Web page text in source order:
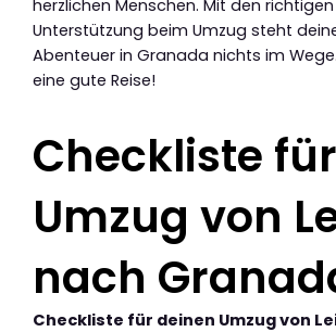
herzlichen Menschen. Mit den
Unterstützung beim Umzug steht
Abenteuer in Granada nichts im
eine gute Reise!
Checkliste
Umzug von
nach
Checkliste für deinen Umzug von